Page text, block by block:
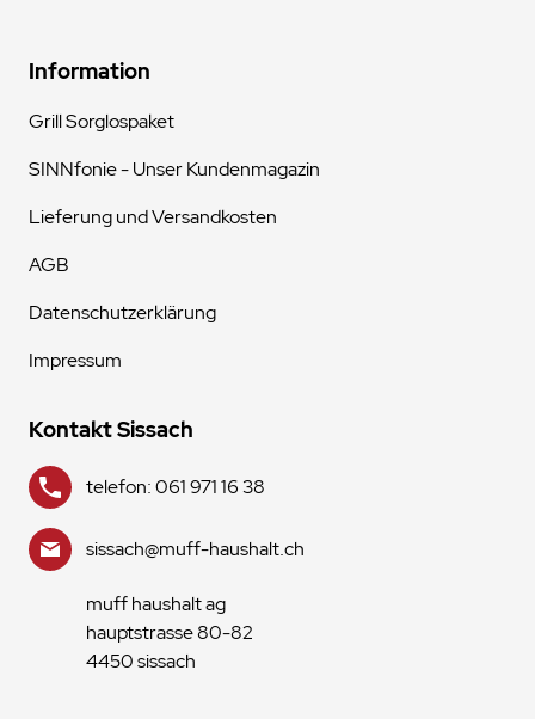
Information
Grill Sorglospaket
SINNfonie - Unser Kundenmagazin
Lieferung und Versandkosten
AGB
Datenschutzerklärung
Impressum
Kontakt Sissach
telefon: 061 971 16 38
sissach@muff-haushalt.ch
muff haushalt ag
hauptstrasse 80-82
4450 sissach